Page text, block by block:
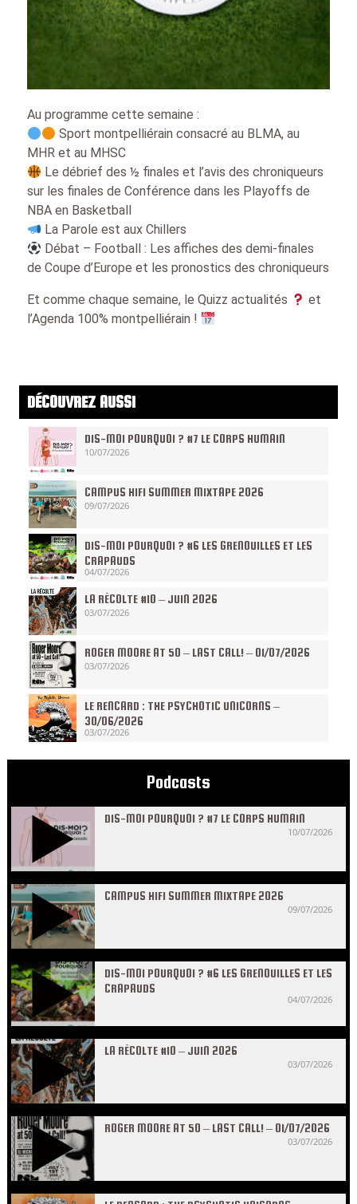
Au programme cette semaine :
Sport montpelliérain consacré au BLMA, au
MHR et au MHSC
Le débrief des ½ finales et l’avis des chroniqueurs
sur les finales de Conférence dans les Playoffs de
NBA en Basketball
La Parole est aux Chillers
Débat – Football : Les affiches des demi-finales
de Coupe d’Europe et les pronostics des chroniqueurs
Et comme chaque semaine, le Quizz actualités
et
l’Agenda 100% montpelliérain !
DÉCOUVREZ AUSSI
DIS-MOI POURQUOI ? #7 LE CORPS HUMAIN
10/07/2026
CAMPUS HIFI SUMMER MIXTAPE 2026
09/07/2026
DIS-MOI POURQUOI ? #6 LES GRENOUILLES ET LES
CRAPAUDS
04/07/2026
LA RÉCOLTE #10 – JUIN 2026
03/07/2026
ROGER MOORE AT 50 – LAST CALL! – 01/07/2026
03/07/2026
LE RENCARD : THE PSYCHOTIC UNICORNS –
30/06/2026
03/07/2026
Podcasts
DIS-MOI POURQUOI ? #7 LE CORPS HUMAIN
10/07/2026
CAMPUS HIFI SUMMER MIXTAPE 2026
09/07/2026
DIS-MOI POURQUOI ? #6 LES GRENOUILLES ET LES
CRAPAUDS
04/07/2026
LA RÉCOLTE #10 – JUIN 2026
03/07/2026
ROGER MOORE AT 50 – LAST CALL! – 01/07/2026
03/07/2026